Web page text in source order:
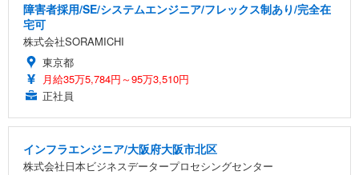
障害者採用/SE/システムエンジニア/フレックス制あり/完全在
宅可
株式会社SORAMICHI
東京都
月給35万5,784円～95万3,510円
正社員
インフラエンジニア/大阪府大阪市北区
株式会社日本ビジネスデータープロセシングセンター